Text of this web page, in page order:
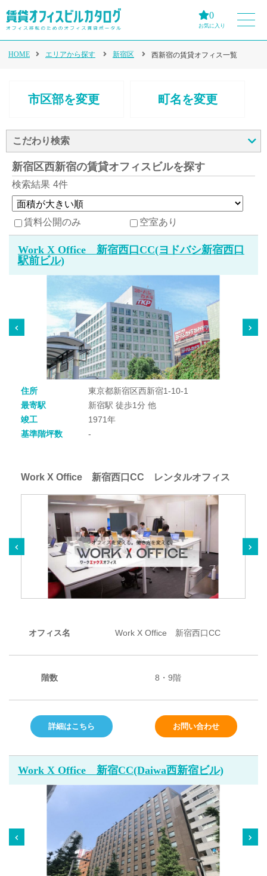
0
お気に入り
HOME エリアから探す 新宿区 西新宿の賃貸オフィス一覧
市区部を変更 町名を変更
こだわり検索
新宿区西新宿の賃貸オフィスビルを探す
検索結果 4件
賃料公開のみ 空室あり
Work X Office 新宿西口CC(ヨドバシ新宿西口
駅前ビル)
住所
東京都新宿区西新宿1-10-1
最寄駅
新宿駅 徒歩1分 他
竣工
1971年
基準階坪数
-
Work X Office 新宿西口CC レンタルオフィス
オフィス名 Work X Office 新宿西口CC
階数 8・9階
詳細はこちら お問い合わせ
Work X Office 新宿CC(Daiwa西新宿ビル)